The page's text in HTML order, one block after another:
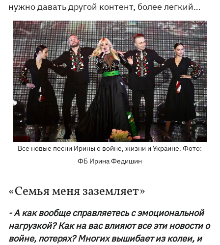
нужно давать другой контент, более легкий…
Все новые песни Ирины о войне, жизни и Украине. Фото:
ФБ Ирина Федишин
«Семья меня заземляет»
- А как вообще справляетесь с эмоциональной
нагрузкой? Как на вас влияют все эти новости о
войне, потерях? Многих вышибает из колеи, и